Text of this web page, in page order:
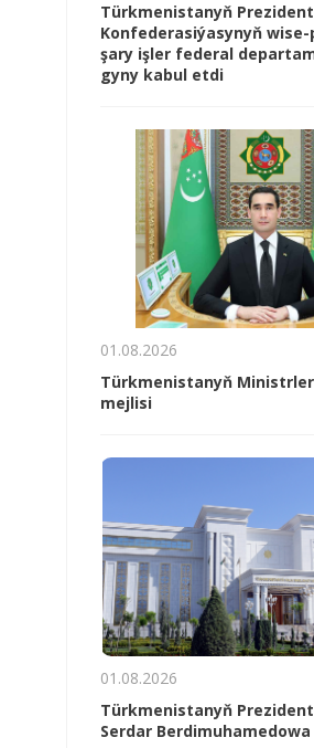
Türk­me­nis­ta­nyň
Kon­fe­de­ra­si­ýa­sy­nyň
şa­ry iş­ler fe­de­ral
gy­ny ka­bul et­di
01.08.2026
Türkmenistanyň
mejlisi
01.08.2026
Türkmenistanyň
Serdar Berdimuhamedowa